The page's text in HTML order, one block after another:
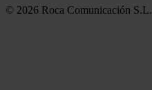
© 2026 Roca Comunicación S.L.